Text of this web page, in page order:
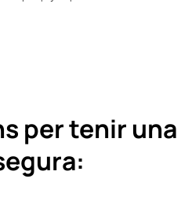
per tenir una